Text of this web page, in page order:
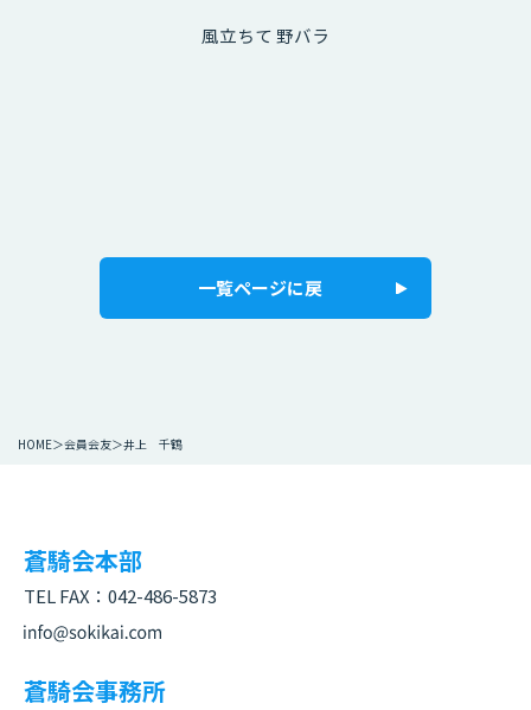
風立ちて 野バラ
一覧ページに戻
HOME 会員会友 井上 千鶴
蒼騎会本部
TEL FAX： 042-486-5873
蒼騎会事務所